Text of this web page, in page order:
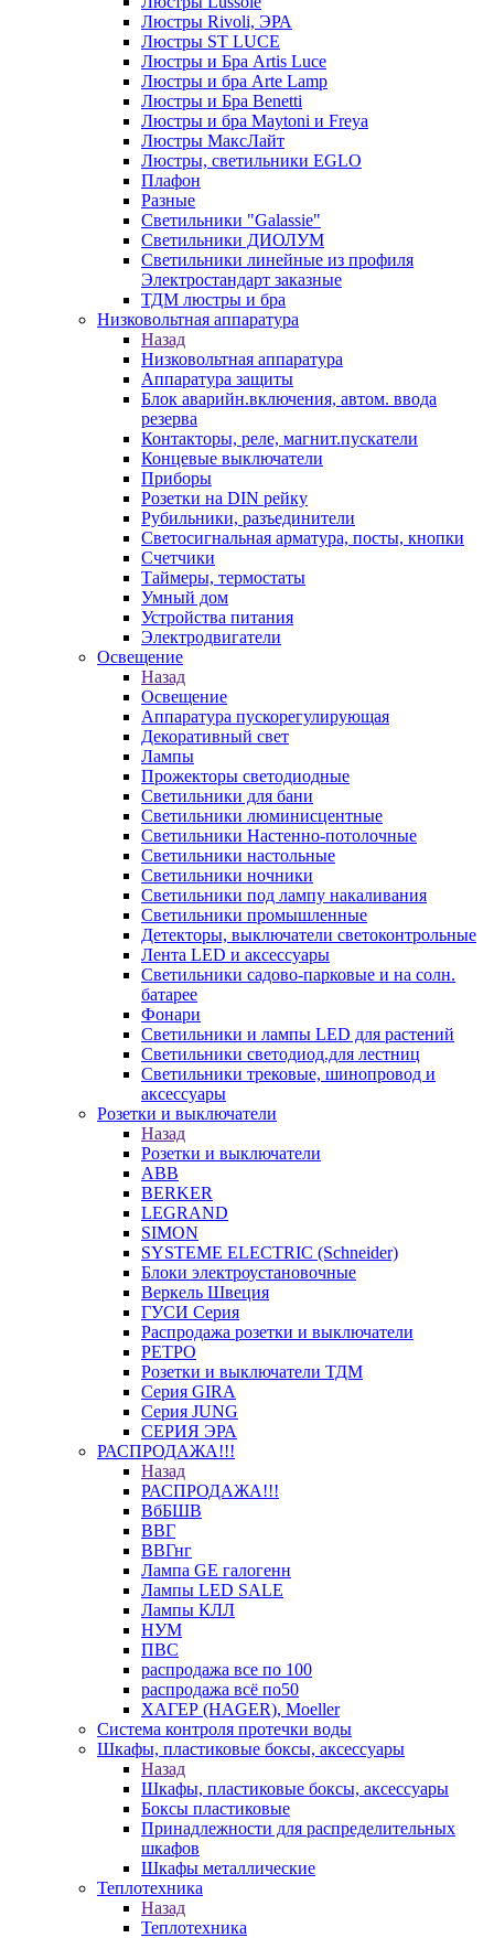
Люстры Rivoli, ЭРА
Люстры ST LUCE
Люстры и Бра Artis Luce
Люстры и бра Arte Lamp
Люстры и Бра Benetti
Люстры и бра Maytoni и Freya
Люстры МаксЛайт
Люстры, светильники EGLO
Плафон
Разные
Светильники "Galassie"
Светильники ДИОЛУМ
Светильники линейные из профиля
Электростандарт заказные
ТДМ люстры и бра
Низковольтная аппаратура
Назад
Низковольтная аппаратура
Аппаратура защиты
Блок аварийн.включения, автом. ввода
резерва
Контакторы, реле, магнит.пускатели
Концевые выключатели
Приборы
Розетки на DIN рейку
Рубильники, разъединители
Светосигнальная арматура, посты, кнопки
Счетчики
Таймеры, термостаты
Умный дом
Устройства питания
Электродвигатели
Освещение
Назад
Освещение
Аппаратура пускорегулирующая
Декоративный свет
Лампы
Прожекторы светодиодные
Светильники для бани
Светильники люминисцентные
Светильники Настенно-потолочные
Светильники настольные
Светильники ночники
Светильники под лампу накаливания
Светильники промышленные
Детекторы, выключатели светоконтрольные
Лента LED и аксессуары
Светильники садово-парковые и на солн.
батарее
Фонари
Светильники и лампы LED для растений
Светильники светодиод.для лестниц
Светильники трековые, шинопровод и
аксессуары
Розетки и выключатели
Назад
Розетки и выключатели
ABB
BERKER
LEGRAND
SIMON
SYSTEME ELECTRIC (Schneider)
Блоки электроустановочные
Веркель Швеция
ГУСИ Серия
Распродажа розетки и выключатели
РЕТРО
Розетки и выключатели ТДМ
Серия GIRA
Серия JUNG
СЕРИЯ ЭРА
РАСПРОДАЖА!!!
Назад
РАСПРОДАЖА!!!
ВбБШВ
ВВГ
ВВГнг
Лампа GE галогенн
Лампы LED SALE
Лампы КЛЛ
НУМ
ПВС
распродажа все по 100
распродажа всё по50
ХАГЕР (HAGER), Moeller
Система контроля протечки воды
Шкафы, пластиковые боксы, аксессуары
Назад
Шкафы, пластиковые боксы, аксессуары
Боксы пластиковые
Принадлежности для распределительных
шкафов
Шкафы металлические
Теплотехника
Назад
Теплотехника